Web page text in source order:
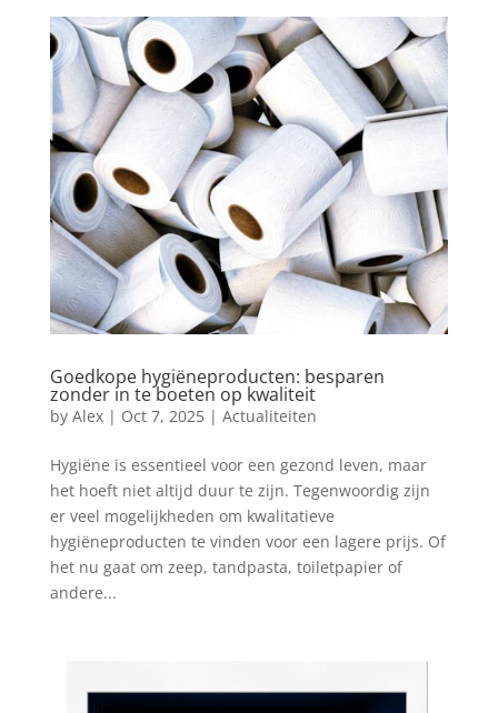
Goedkope hygiëneproducten: besparen
zonder in te boeten op kwaliteit
by Alex| Oct 7, 2025| Actualiteiten
Hygiëne is essentieel voor een gezond leven, maar
het hoeft niet altijd duur te zijn. Tegenwoordig zijn
er veel mogelijkheden om kwalitatieve
hygiëneproducten te vinden voor een lagere prijs. Of
het nu gaat om zeep, tandpasta, toiletpapier of
andere...